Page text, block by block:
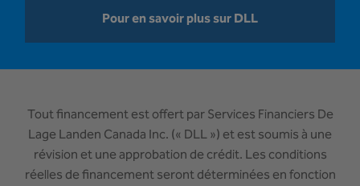
Pour en savoir plus sur DLL
Tout financement est offert par Services Financiers De
Lage Landen Canada Inc. (« DLL ») et est soumis à une
révision et une approbation de crédit. Les conditions
réelles de financement seront déterminées en fonction